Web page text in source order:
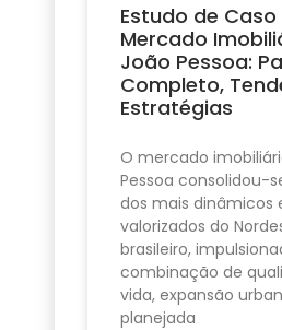
Estudo de Caso
Mercado
João Pessoa:
Completo,
Estratégias
O mercado
Pessoa consolidou-
dos mais dinâmicos
valorizados do
brasileiro,
combinação de
vida, expansão
planejada